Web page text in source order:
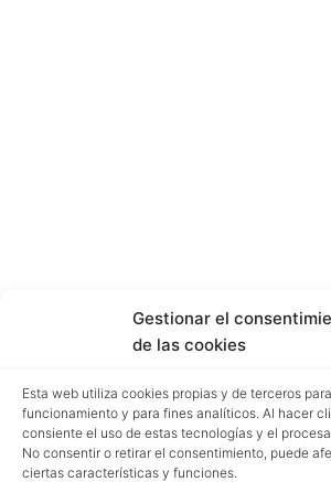
Gestionar el
de las cookies
Esta web utiliza cookies propias y de terceros
funcionamiento y para fines analíticos. Al hacer
consiente el uso de estas tecnologías y el
No consentir o retirar el consentimiento, puede
ciertas características y funciones.